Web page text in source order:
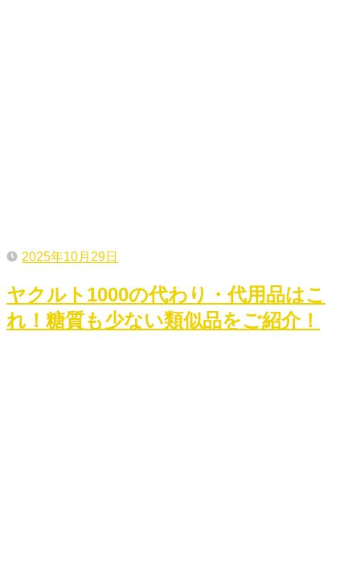
2025年10月29日
ヤクルト1000の代わり・代用品はこ
れ！糖質も少ない類似品をご紹介！